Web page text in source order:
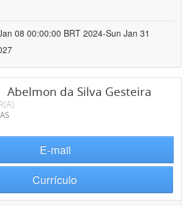
08 00:00:00 BRT 2024-Sun Jan 31
Abelmon da Silva Gesteira
E-mail
Currículo